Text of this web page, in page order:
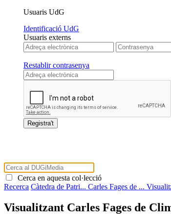
Usuaris UdG
Identificació UdG
Usuaris externs
Restablir contrasenya
Cerca en aquesta col·lecció
Recerca Càtedra de Patri... Carles Fages de ...
Visualitzant Carles Fages de